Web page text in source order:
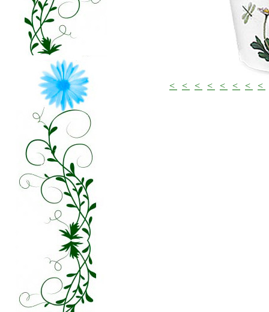
< < < < < < < <